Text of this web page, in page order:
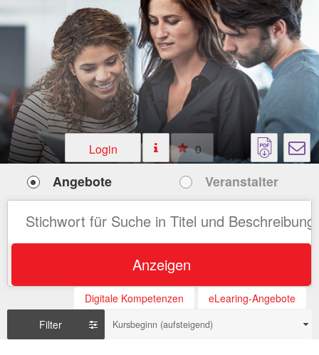
Login 0
Angebote Veranstalter
Anzeigen
Digitale Kompetenzen
eLearing-Angebote
Filter
Kursbeginn (aufsteigend)